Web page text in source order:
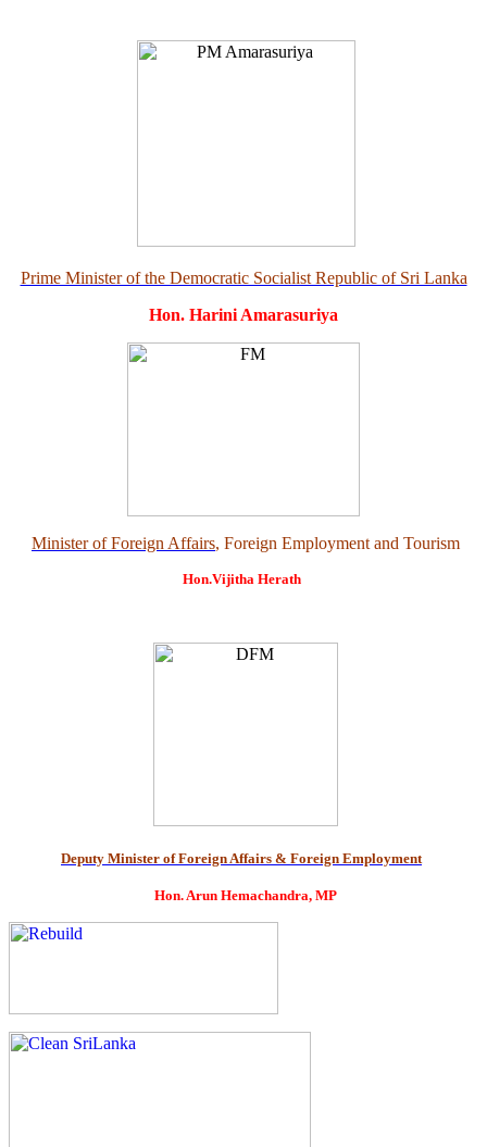
Prime Minister of the Democratic Socialist Republic of Sri Lanka
Hon. Harini Amarasuriya
Minister of Foreign Affairs, Foreign Employment and Tourism
Hon.Vijitha Herath
Deputy Minister of Foreign Affairs & Foreign Employment
Hon. Arun Hemachandra, MP